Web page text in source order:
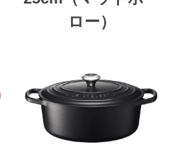
ロー）